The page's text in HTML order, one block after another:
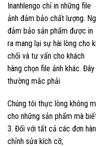
Inanhlengo chỉ in những file
ảnh đảm bảo chất lượng.
đảm bảo sản phẩm được in
ra mang lại sự hài lòng cho
chối và tư vấn cho khách
hàng chọn file ảnh khác.
thường mắc phải
Chúng tôi thực lòng không
cho những sản phẩm mà
3. Đối với tất cả các đơn
chỉnh sửa kích cỡ,